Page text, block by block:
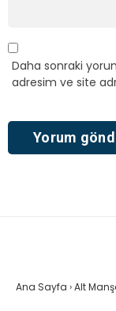
Daha sonraki
adresim ve site
Ana Sayfa ›Alt